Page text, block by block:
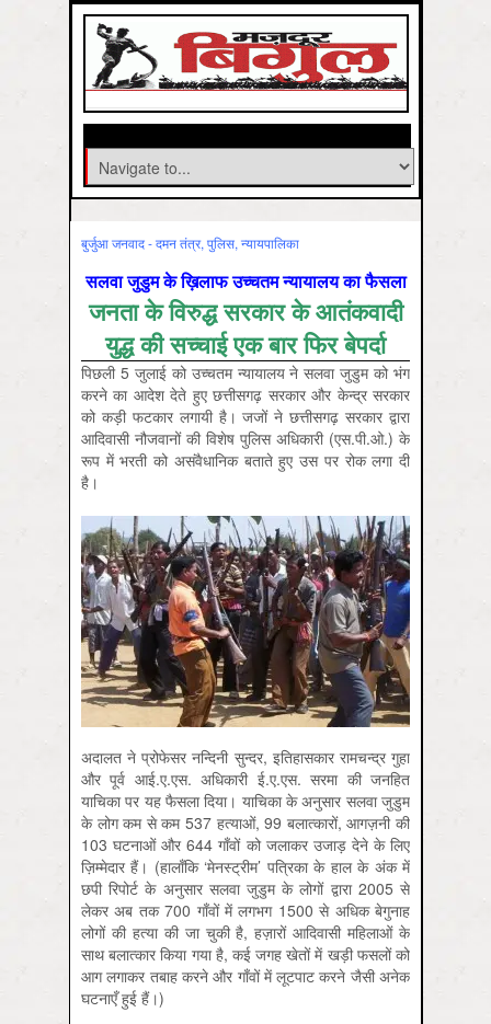
बुर्जुआ जनवाद - दमन तंत्र, पुलिस, न्‍यायपालिका
सलवा जुडुम के ख़िलाफ उच्चतम न्यायालय का फैसला
जनता के विरुद्ध सरकार के आतंकवादी
युद्ध की सच्चाई एक बार फिर बेपर्दा
पिछली 5 जुलाई को उच्चतम न्यायालय ने सलवा जुडुम को भंग
करने का आदेश देते हुए छत्तीसगढ़ सरकार और केन्द्र सरकार
को कड़ी फटकार लगायी है। जजों ने छत्तीसगढ़ सरकार द्वारा
आदिवासी नौजवानों की विशेष पुलिस अधिकारी (एस.पी.ओ.) के
रूप में भरती को असंवैधानिक बताते हुए उस पर रोक लगा दी
है।
अदालत ने प्रोफेसर नन्दिनी सुन्दर, इतिहासकार रामचन्द्र गुहा
और पूर्व आई.ए.एस. अधिकारी ई.ए.एस. सरमा की जनहित
याचिका पर यह फैसला दिया। याचिका के अनुसार सलवा जुडुम
के लोग कम से कम 537 हत्याओं, 99 बलात्कारों, आगज़नी की
103 घटनाओं और 644 गाँवों को जलाकर उजाड़ देने के लिए
ज़िम्मेदार हैं। (हालाँकि ‘मेनस्ट्रीम’ पत्रिका के हाल के अंक में
छपी रिपोर्ट के अनुसार सलवा जुडुम के लोगों द्वारा 2005 से
लेकर अब तक 700 गाँवों में लगभग 1500 से अधिक बेगुनाह
लोगों की हत्या की जा चुकी है, हज़ारों आदिवासी महिलाओं के
साथ बलात्कार किया गया है, कई जगह खेतों में खड़ी फसलों को
आग लगाकर तबाह करने और गाँवों में लूटपाट करने जैसी अनेक
घटनाएँ हुई हैं।)